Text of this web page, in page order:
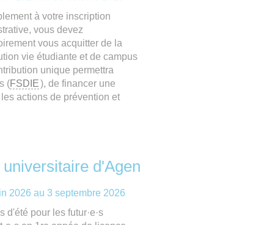
à votre inscription
vous devez
vous acquitter de la
vie étudiante et de campus
unique permettra
(FSDIE), de financer une
actions de prévention et
d'Agen
2026 au3 septembre 2026
d'été pour les futur·e·s